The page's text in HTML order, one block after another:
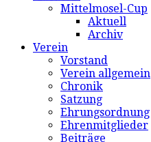
Mittelmosel-Cup
Aktuell
Archiv
Verein
Vorstand
Verein allgemein
Chronik
Satzung
Ehrungsordnung
Ehrenmitglieder
Beiträge